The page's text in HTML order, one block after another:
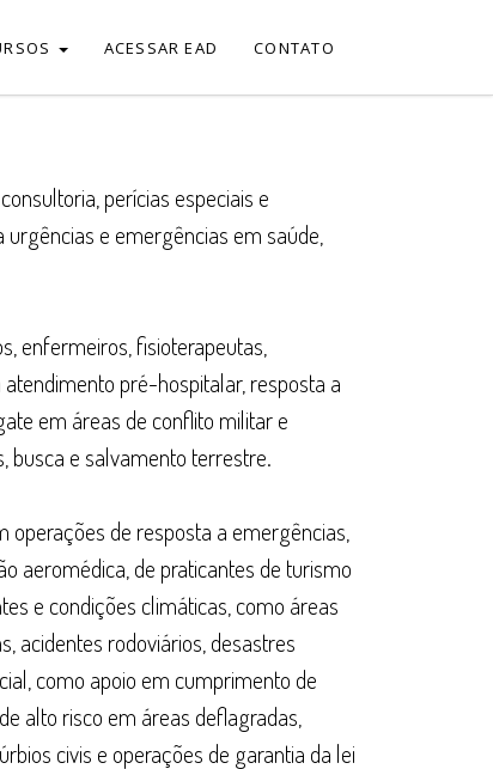
ACESSAR EAD CONTATO
perícias especiais e
e emergências em saúde,
enfermeiros, fisioterapeutas,
pré-hospitalar, resposta a
em áreas de conflito militar e
busca e salvamento terrestre.
de resposta a emergências,
aeromédica, de praticantes de turismo
e condições climáticas, como áreas
acidentes rodoviários, desastres
como apoio em cumprimento de
alto risco em áreas deflagradas,
civis e operações de garantia da lei